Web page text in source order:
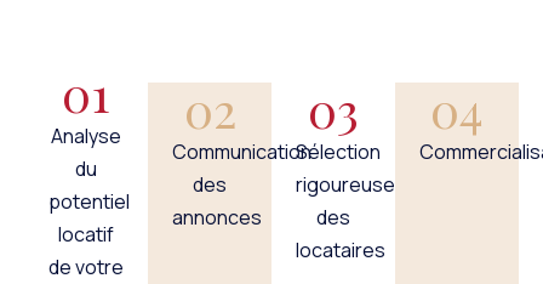
01
Analyse
du
potentiel
locatif
de votre
02
Communication
des
annonces
03
Sélection
rigoureuse
des
locataires
04